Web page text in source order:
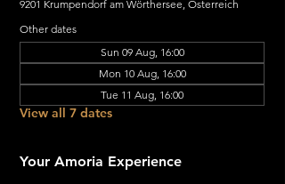
9201 Krumpendorf am Wörthersee, Österreich
Other dates
Sun 09 Aug, 16:00
Mon 10 Aug, 16:00
Tue 11 Aug, 16:00
View all 7 dates
Your Amoria Experience